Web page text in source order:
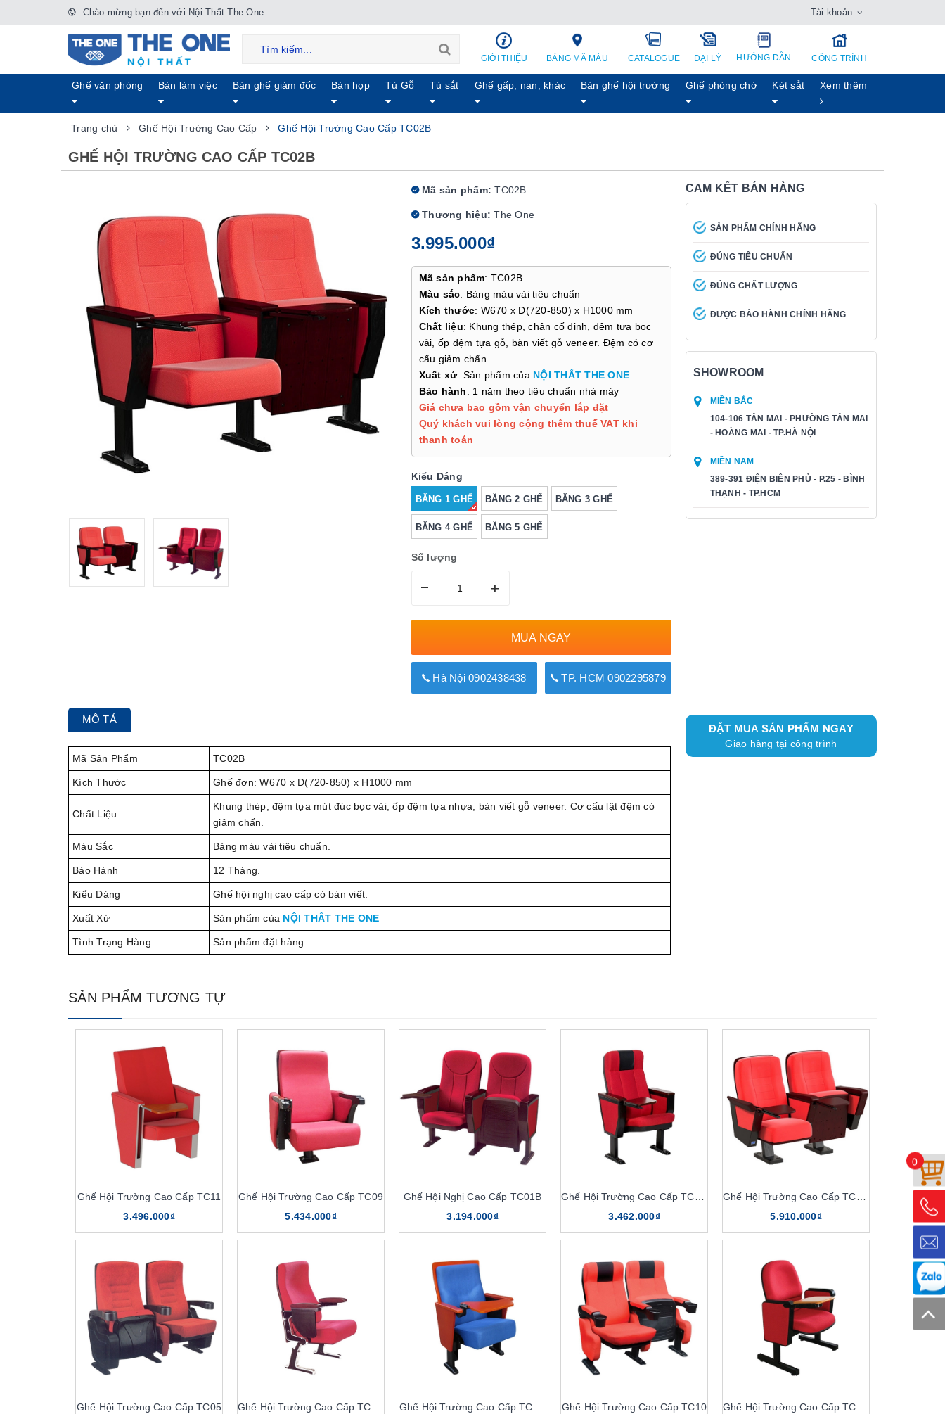
Chào mừng bạn đến với Nội Thất The One Tài khoản
GIỚI THIỆU BẢNG MÃ MÀU CATALOGUE ĐẠI LÝ HƯỚNG DẪN CÔNG TRÌNH
Ghế văn phòng Bàn làm việc Bàn ghế giám đốc Bàn họp Tủ Gỗ Tủ sắt Ghế gấp, nan, khác Bàn ghế hội trường Ghế phòng chờ Két sẳt Xem thêm
Trang chủ Ghế Hội Trường Cao Cấp Ghế Hội Trường Cao Cấp TC02B
GHẾ HỘI TRƯỜNG CAO CẤP TC02B
Mã sản phẩm: TC02B
Thương hiệu: The One
3.995.000₫
Mã sản phẩm: TC02B
Màu sắc: Bảng màu vải tiêu chuẩn
Kích thước: W670 x D(720-850) x H1000 mm
Chất liệu: Khung thép, chân cố định, đệm tựa bọc
vải, ốp đệm tựa gỗ, bàn viết gỗ veneer. Đệm có cơ
cấu giảm chấn
Xuất xứ: Sản phẩm của NỘI THẤT THE ONE
Bảo hành: 1 năm theo tiêu chuẩn nhà máy
Giá chưa bao gồm vận chuyển lắp đặt
Quý khách vui lòng cộng thêm thuế VAT khi
thanh toán
Kiểu Dáng
BĂNG 1 GHẾ BĂNG 2 GHẾ BĂNG 3 GHẾ
BĂNG 4 GHẾ BĂNG 5 GHẾ
Số lượng
– +
MUA NGAY
Hà Nội 0902438438 TP. HCM 0902295879
CAM KẾT BÁN HÀNG
SẢN PHẨM CHÍNH HÃNG
ĐÚNG TIÊU CHUẨN
ĐÚNG CHẤT LƯỢNG
ĐƯỢC BẢO HÀNH CHÍNH HÃNG
SHOWROOM
MIỀN BẮC
104-106 TÂN MAI - PHƯỜNG TÂN MAI
- HOÀNG MAI - TP.HÀ NỘI
MIỀN NAM
389-391 ĐIỆN BIÊN PHỦ - P.25 - BÌNH
THẠNH - TP.HCM
MÔ TẢ
Mã Sản Phẩm TC02B
Kích Thước Ghế đơn: W670 x D(720-850) x H1000 mm
Chất Liệu
Khung thép, đệm tựa mút đúc bọc vải, ốp đệm tựa nhựa, bàn viết gỗ veneer. Cơ cấu lật đệm có
giảm chấn.
Màu Sắc Bảng màu vải tiêu chuẩn.
Bảo Hành 12 Tháng.
Kiểu Dáng Ghế hội nghị cao cấp có bàn viết.
Xuất Xứ Sản phẩm của NỘI THẤT THE ONE
Tình Trạng Hàng Sản phẩm đặt hàng.
ĐẶT MUA SẢN PHẨM NGAY
Giao hàng tại công trình
SẢN PHẨM TƯƠNG TỰ
Ghế Hội Trường Cao Cấp TC11
3.496.000₫
Ghế Hội Trường Cao Cấp TC09
5.434.000₫
Ghế Hội Nghị Cao Cấp TC01B
3.194.000₫
3.462.000₫
5.910.000₫
Ghế Hội Trường Cao Cấp TC05
Ghế Hội Trường Cao Cấp TC10
0